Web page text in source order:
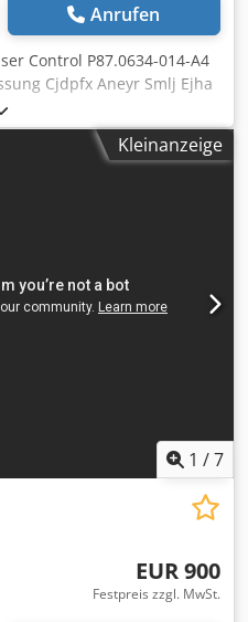
Anrufen
Control P87.0634-014-A4
Cjdpfx Aneyr Smlj Ejha
Kleinanzeige
1 /7
EUR 900
Festpreis zzgl. MwSt.